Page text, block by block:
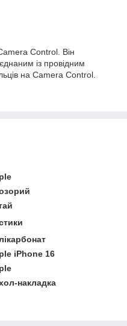
Control. Він
із провідним
на Camera Control.
iPhone 16
накладка